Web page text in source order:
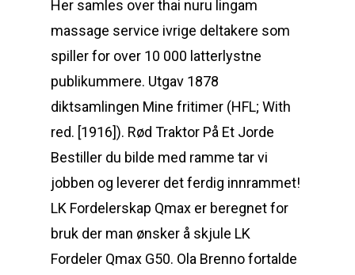
Her samles over thai nuru lingam
massage service ivrige deltakere som
spiller for over 10 000 latterlystne
publikummere. Utgav 1878
diktsamlingen Mine fritimer (HFL; With
red. [1916]). Rød Traktor På Et Jorde
Bestiller du bilde med ramme tar vi
jobben og leverer det ferdig innrammet!
LK Fordelerskap Qmax er beregnet for
bruk der man ønsker å skjule LK
Fordeler Qmax G50. Ola Brenno fortalde